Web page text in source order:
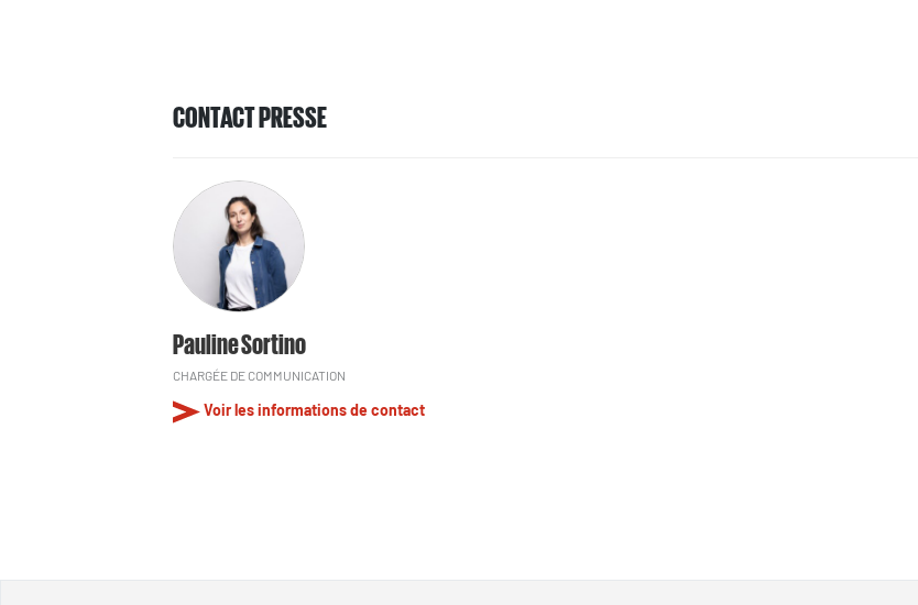
CONTACT PRESSE
Pauline Sortino
CHARGÉE DE COMMUNICATION
Voir les informations de contact